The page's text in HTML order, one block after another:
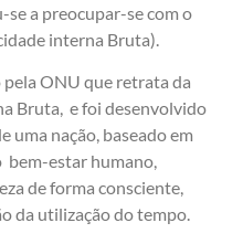
a preocupar-se com o
interna Bruta).
ONU que retrata da
Bruta, e foi desenvolvido
uma nação, baseado em
bem-estar humano,
de forma consciente,
da utilização do tempo.